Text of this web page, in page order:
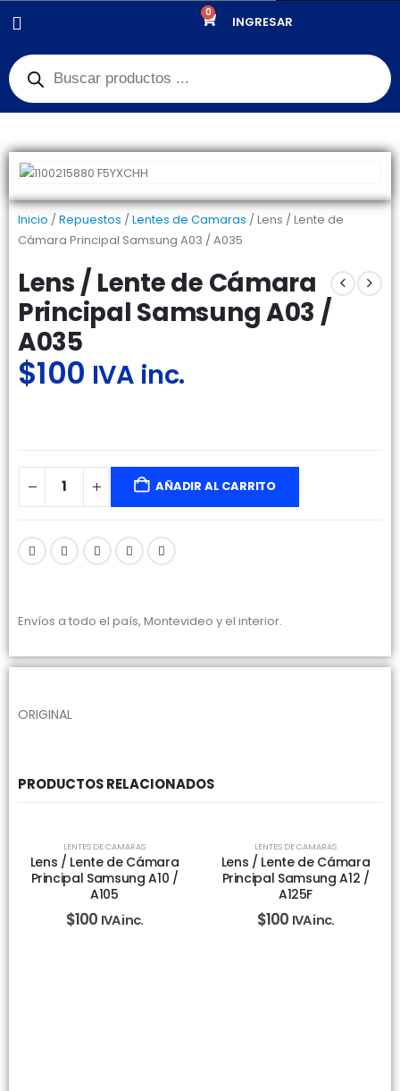
0
INGRESAR
LENTES DE CAMARAS
Inicio /Repuestos /Lentes de Camaras / Lens / Lente de
Cámara Principal Samsung A03 / A035
Lens / Lente de Cámara
Principal Samsung A03 /
A035
$100 IVA inc.
AÑADIR AL CARRITO
Envíos a todo el país, Montevideo y el interior.
ORIGINAL
PRODUCTOS RELACIONADOS
LENTES DE CAMARAS
Lens / Lente de Cámara
Principal Samsung A10 /
A105
$100 IVA inc.
LENTES DE CAMARAS
Lens / Lente de Cámara
Principal Samsung A12 /
A125F
$100 IVA inc.